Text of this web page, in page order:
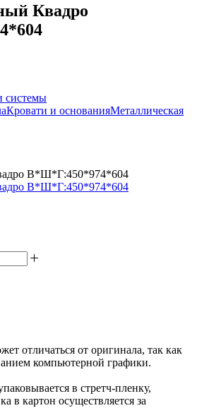
Квадро
Кровати и основанияМеталлическая
В*Ш*Г:450*974*604
отличаться от оригинала, так как
компьютерной графики.
в стретч-пленку,
в картон осуществляется за